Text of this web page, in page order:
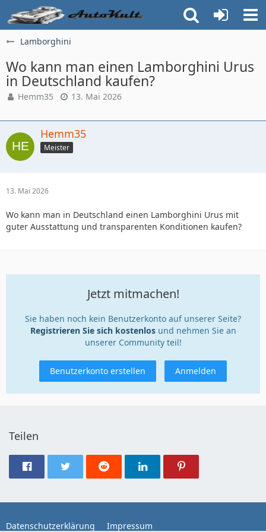
Lamborghini
Wo kann man einen Lamborghini Urus
in Deutschland kaufen?
Hemm35 13. Mai 2026
Hemm35
Meister
13. Mai 2026
Wo kann man in Deutschland einen Lamborghini Urus mit
guter Ausstattung und transparenten Konditionen kaufen?
Jetzt mitmachen!
Sie haben noch kein Benutzerkonto auf unserer Seite?
Registrieren Sie sich kostenlosund nehmen Sie an
unserer Community teil!
Benutzerkonto erstellen Anmelden
Teilen
Datenschutzerklärung Impressum